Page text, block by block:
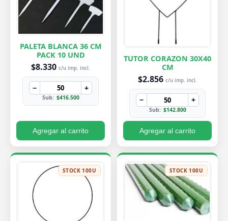
PALETA BLANCA 36 CM
PACK 10 UND
$8.330 c/u imp. incl.
− +
Sub: $416.500
Agregar al carrito
TUTOR CORAZON 30X40
CM
$2.856 c/u imp. incl.
− +
Sub: $142.800
Agregar al carrito
STOCK 100U STOCK 100U